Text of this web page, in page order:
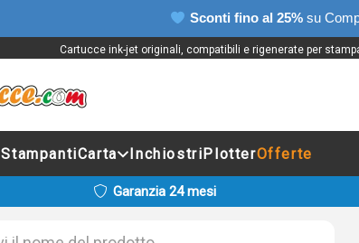
Sconti fino al 25% su
Cartucce ink-jet originali, compatibili e rigenerate per
StampantiCarta InchiostriPlotterOfferte
Garanzia 24 mesi